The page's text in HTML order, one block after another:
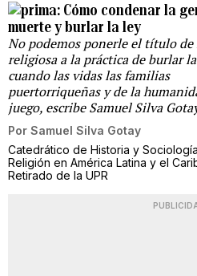
Cómo condenar la
muerte y burlar la ley
No podemos ponerle el título
religiosa a la práctica de burlar
cuando las vidas las familias
puertorriqueñas y de la
juego, escribe Samuel Silva
Por Samuel Silva Gotay
Catedrático de Historia y
Religión en América Latina y el
Retirado de la UPR